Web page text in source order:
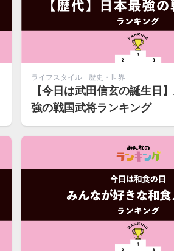
ライフスタイル 歴史・世界
【今日は武田信玄の誕生日
強の戦国武将ランキング